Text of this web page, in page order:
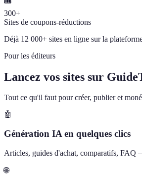
300+
Sites de coupons-réductions
Déjà 12 000+ sites en ligne sur la
Pour les éditeurs
Lancez vos sites sur
Tout ce qu'il faut pour créer, publier et
🤖
Génération IA en quelques clics
Articles, guides d'achat, comparatifs, FAQ
🌐